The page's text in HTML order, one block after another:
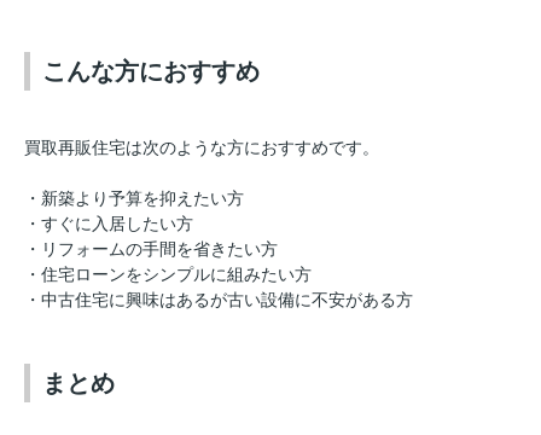
こんな方におすすめ
買取再販住宅は次のような方におすすめです。
・新築より予算を抑えたい方
・すぐに入居したい方
・リフォームの手間を省きたい方
・住宅ローンをシンプルに組みたい方
・中古住宅に興味はあるが古い設備に不安がある方
まとめ